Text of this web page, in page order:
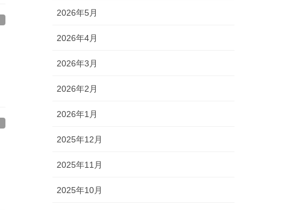
2026年5月
2026年4月
2026年3月
2026年2月
2026年1月
2025年12月
2025年11月
2025年10月